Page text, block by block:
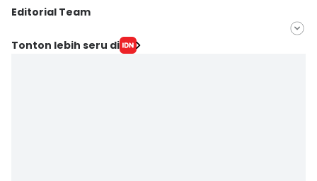
Editorial Team
Editor
Tonton lebih seru di